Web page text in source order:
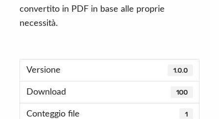
convertito in PDF in base alle proprie
necessità.
Versione 1.0.0
Download 100
Conteggio file 1